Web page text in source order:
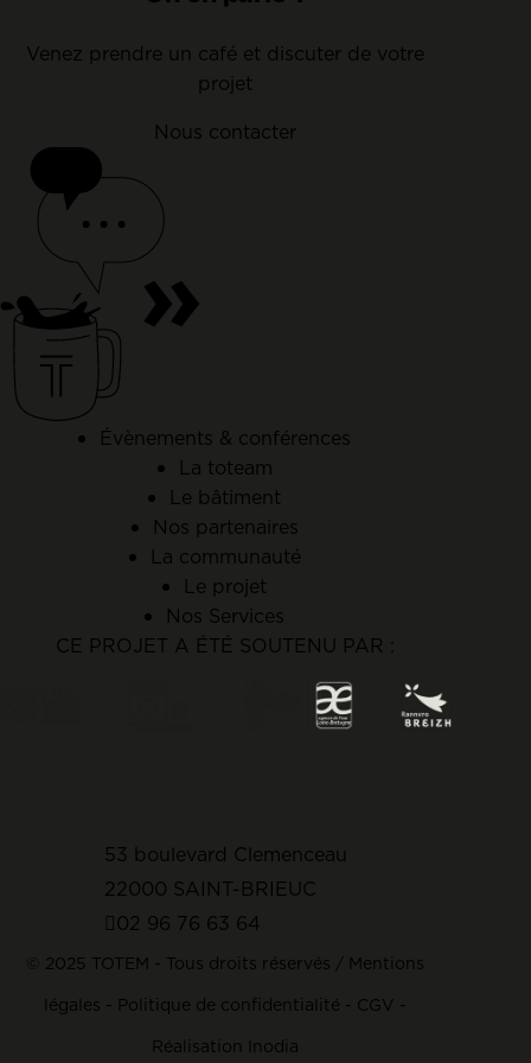
Venez prendre un café et discuter de votre
projet
Nous contacter
Évènements & conférences
La toteam
Le bâtiment
Nos partenaires
La communauté
Le projet
Nos Services
CE PROJET A ÉTÉ SOUTENU PAR :
53 boulevard Clemenceau
22000 SAINT-BRIEUC
02 96 76 63 64
© 2025 TOTEM - Tous droits réservés / Mentions
légales - Politique de confidentialité - CGV -
Réalisation Inodia